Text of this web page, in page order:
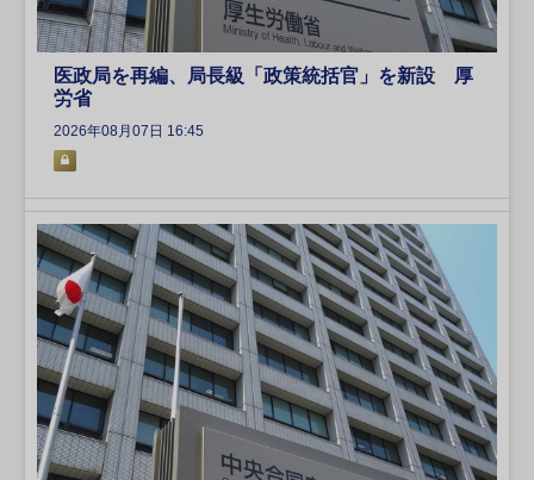
医政局を再編、局長級「政策統括官」を新設 厚
労省
2026年08月07日 16:45